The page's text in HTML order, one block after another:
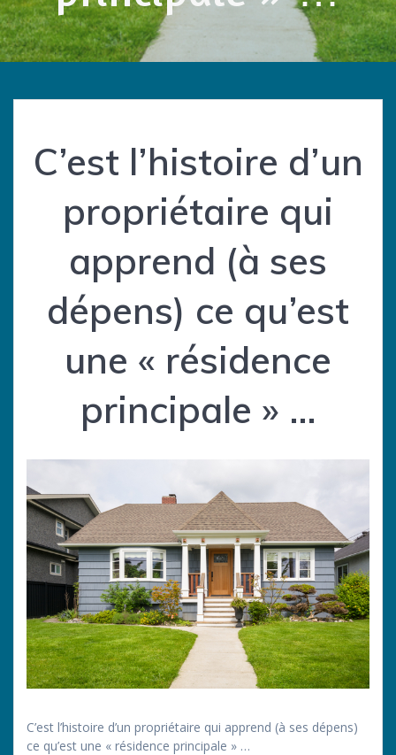
C’est l’histoire d’un
propriétaire qui
apprend (à ses
dépens) ce qu’est
une « résidence
principale » …
C’est l’histoire d’un propriétaire qui apprend (à ses dépens)
ce qu’est une « résidence principale » …